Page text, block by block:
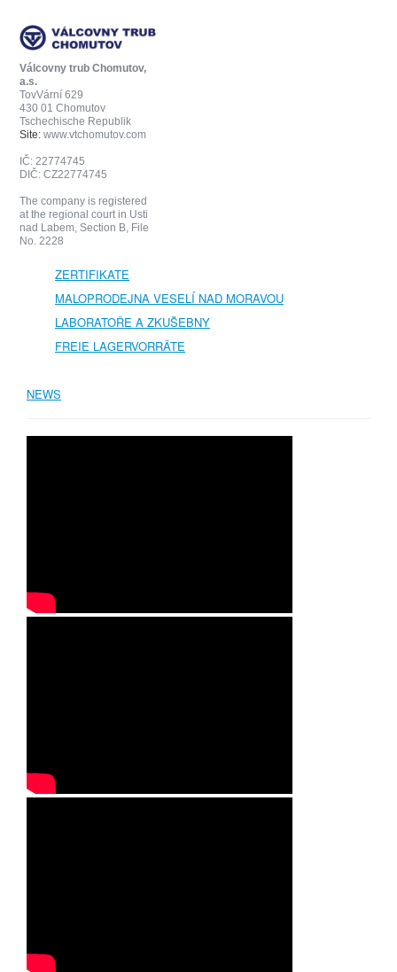
Válcovny trub Chomutov,
a.s.
TovVární 629
430 01 Chomutov
Tschechische Republik
Site: www.vtchomutov.com
IČ: 22774745
DIČ: CZ22774745
The company is registered
at the regional court in Usti
nad Labem, Section B, File
No. 2228
ZERTIFIKATE
MALOPRODEJNA VESELÍ NAD MORAVOU
LABORATOŘE A ZKUŠEBNY
FREIE LAGERVORRÄTE
NEWS